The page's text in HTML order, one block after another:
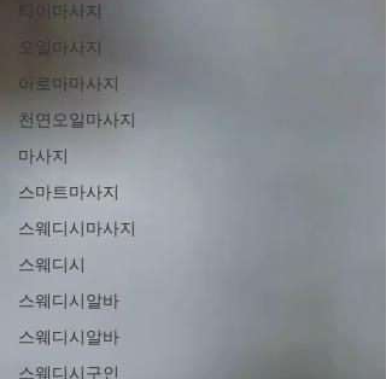
타이마사지
오일마사지
아로마마사지
천연오일마사지
마사지
스마트마사지
스웨디시마사지
스웨디시
스웨디시알바
스웨디시알바
스웨디시구인